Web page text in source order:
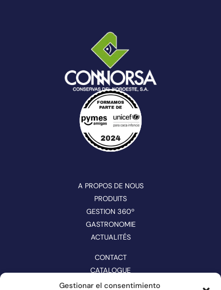
Gestionar el consentimiento
A PROPOS DE NOUS
PRODUITS
GESTION 360º
GASTRONOMIE
ACTUALITÉS
CONTACT
CATALOGUE